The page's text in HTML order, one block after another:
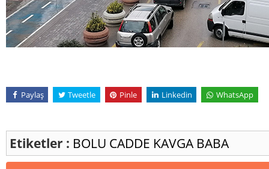
Paylaş Tweetle Pinle Linkedin WhatsApp
Etiketler : BOLU CADDE KAVGA BABA